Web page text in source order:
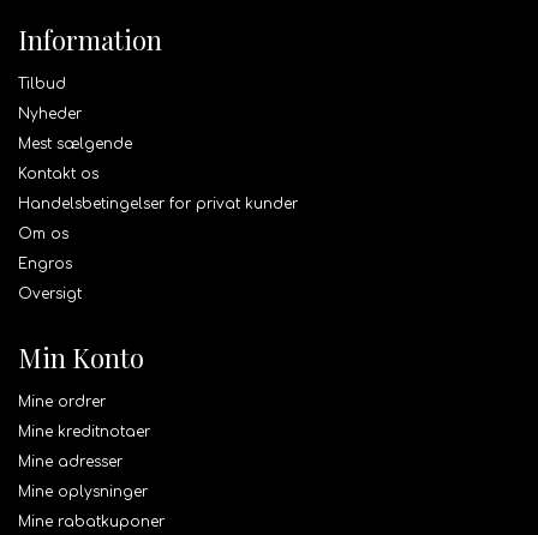
Information
Tilbud
Nyheder
Mest sælgende
Kontakt os
Handelsbetingelser for privat kunder
Om os
Engros
Oversigt
Min Konto
Mine ordrer
Mine kreditnotaer
Mine adresser
Mine oplysninger
Mine rabatkuponer